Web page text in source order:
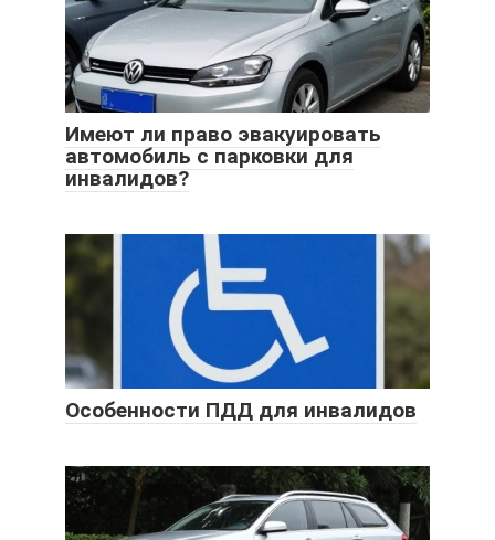
Имеют ли право эвакуировать
автомобиль с парковки для
инвалидов?
Особенности ПДД для инвалидов